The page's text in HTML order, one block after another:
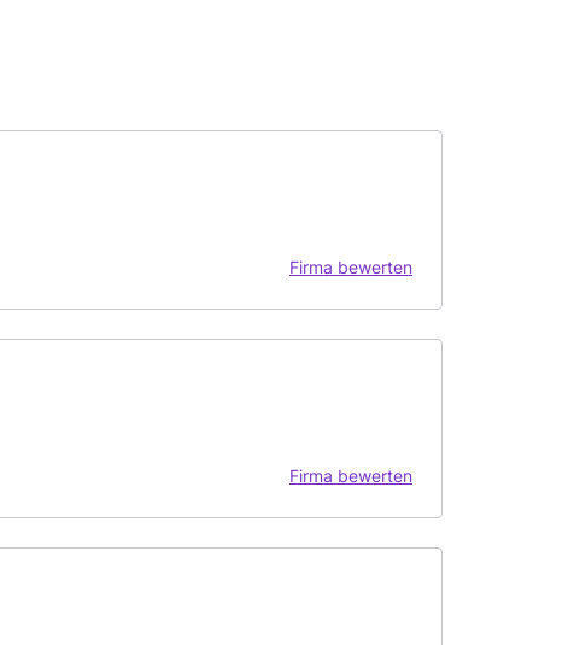
Firma bewerten
Firma bewerten